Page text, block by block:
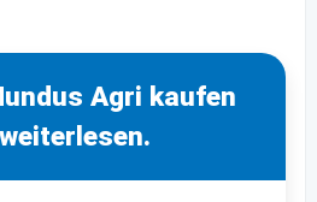
Agri kaufen